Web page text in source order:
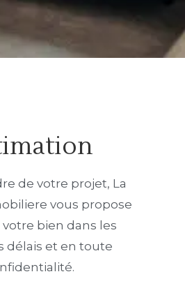
de votre projet, La
vous propose
votre bien dans les
délais et en toute